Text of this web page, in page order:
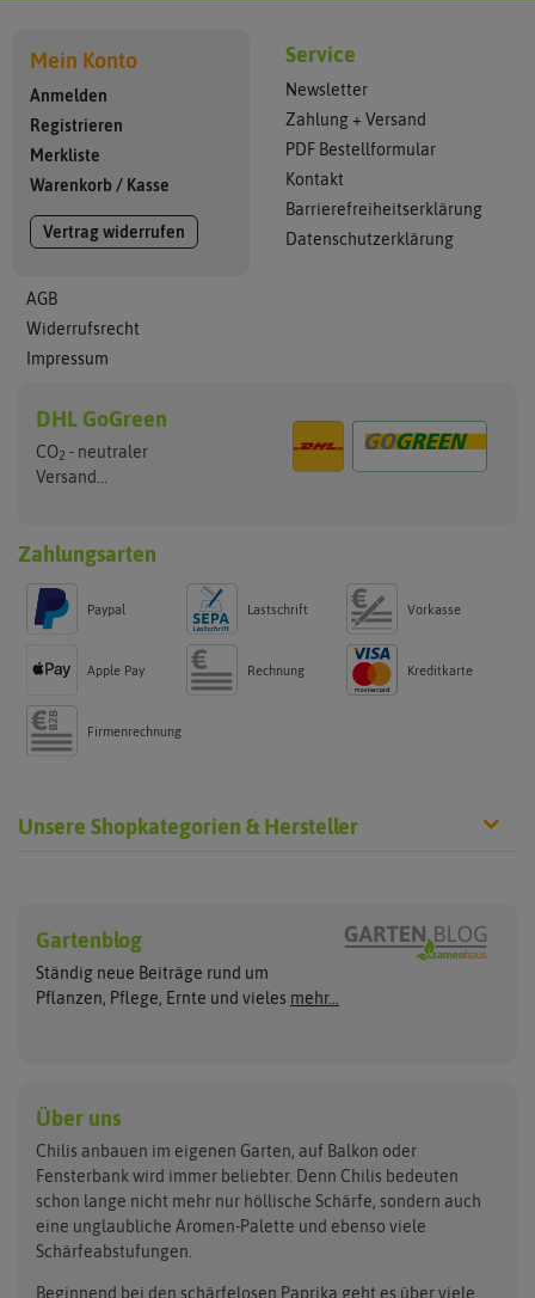
Mein Konto
Anmelden
Registrieren
Merkliste
Warenkorb / Kasse
Vertrag widerrufen
AGB
Widerrufsrecht
Impressum
Service
Newsletter
Zahlung + Versand
PDF Bestellformular
Kontakt
Barrierefreiheitserklärung
Datenschutzerklärung
DHL GoGreen
CO2 - neutraler
Versand...
Zahlungsarten
Paypal Lastschrift Vorkasse
Apple Pay Rechnung Kreditkarte
Firmenrechnung
Unsere Shopkategorien & Hersteller
Wilde Sorten
Jalapenosamen
Habanerosamen
Asien Chilipflanzen
Jalapenopflanzen
Anzucht, Kultivierung
& Ernte
Arche Noah
ASB Greenworld
Buzzy Seeds
Carl Pabst
Clever Pots
COMPO
Culinaris - Saatgut für
De Bolster Bio-Samen
Gusta Garden
Hortitops
Jiffy
Gartenblog
Ständig neue Beiträge rund um
Pflanzen, Pflege, Ernte und vieles mehr...
Über uns
Chilis anbauen im eigenen Garten, auf Balkon oder
Fensterbank wird immer beliebter. Denn Chilis bedeuten
schon lange nicht mehr nur höllische Schärfe, sondern auch
eine unglaubliche Aromen-Palette und ebenso viele
Schärfeabstufungen.
Beginnend bei den schärfelosen Paprika geht es über viele